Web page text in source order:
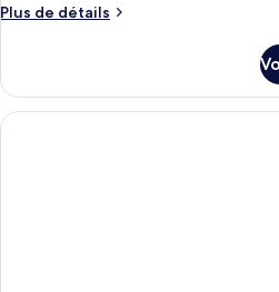
Plus de détails
Plus
le
type
de